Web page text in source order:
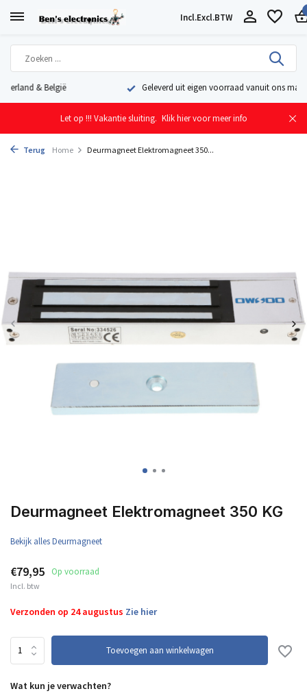
Incl.Excl.BTW
Geleverd uit eigen voorraad vanuit ons magazijn in Nederland
Let op !!! Vakantie sluiting. Klik hier voor meer info
Terug Home Deurmagneet Elektromagneet 350...
Deurmagneet Elektromagneet 350 KG
Bekijk alles Deurmagneet
€79,95 Op voorraad
Incl. btw
Verzonden op 24 augustus Zie hier
Toevoegen aan winkelwagen
Wat kun je verwachten?